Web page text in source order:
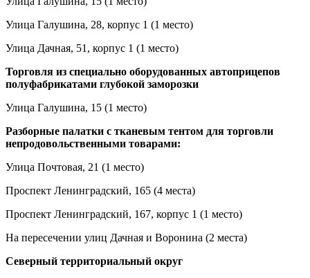
Улица Галушина, 28, корпус 1 (1 место)
Улица Дачная, 51, корпус 1 (1 место)
Торговля из специально оборудованных автоприцепов
полуфабрикатами глубокой заморозки
Улица Галушина, 15 (1 место)
Разборные палатки с тканевым тентом для торговли
непродовольственными товарами:
Улица Почтовая, 21 (1 место)
Проспект Ленинградский, 165 (4 места)
Проспект Ленинградский, 167, корпус 1 (1 место)
На пересечении улиц Дачная и Воронина (2 места)
Северный территориальный округ